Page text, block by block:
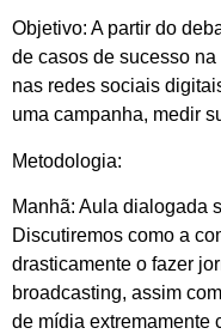
Objetivo: A partir do
de casos de sucesso
nas redes sociais
uma campanha, medir
Metodologia:
Manhã: Aula dialogada
Discutiremos como a
drasticamente o fazer
broadcasting, assim
de mídia extremamente